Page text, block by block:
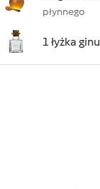
płynnego
1 łyżka